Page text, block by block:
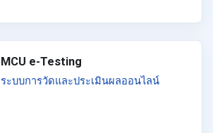
MCU e-Testing
ระบบการวัดและประเมินผลออนไลน์